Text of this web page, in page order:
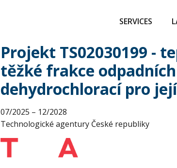
SERVICES
Projekt TS02030199 -
těžké frakce
dehydrochlorací pro
07/2025 – 12/2028
Technologické agentury České republiky